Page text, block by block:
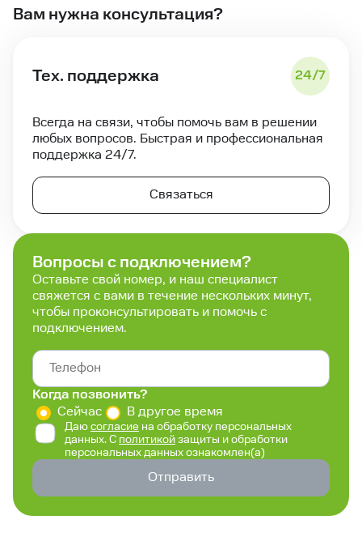
Вам нужна консультация?
Тех. поддержка 24/7
Всегда на связи, чтобы помочь вам в решении
любых вопросов. Быстрая и профессиональная
поддержка 24/7.
Связаться
Вопросы с подключением?
Оставьте свой номер, и наш специалист
свяжется с вами в течение нескольких минут,
чтобы проконсультировать и помочь с
подключением.
Когда позвонить?
Сейчас
В другое время
Даюсогласие на обработку персональных
данных. С политикойзащиты и обработки
персональных данных ознакомлен(а)
Отправить